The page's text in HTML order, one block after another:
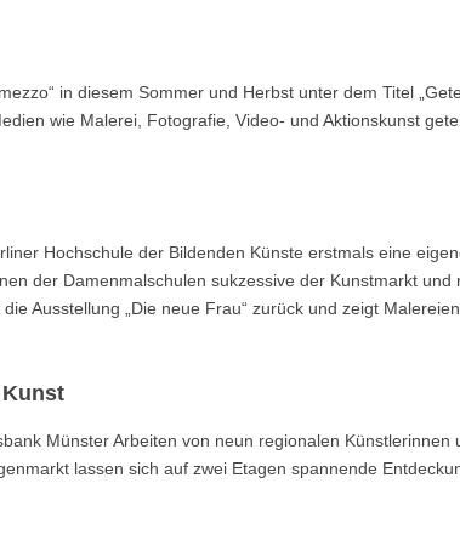
in diesem Sommer und Herbst unter dem Titel
wie Malerei, Fotografie, Video- und Aktionskunst
Hochschule der Bildenden Künste erstmals eine
der Damenmalschulen sukzessive der Kunstmarkt und
Ausstellung „Die neue Frau“ zurück und zeigt
Münster Arbeiten von neun regionalen Künstlerinnen
lassen sich auf zwei Etagen spannende